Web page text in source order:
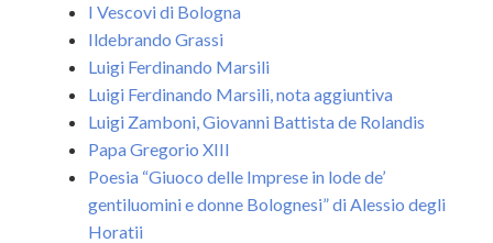
I Vescovi di Bologna
Ildebrando Grassi
Luigi Ferdinando Marsili
Luigi Ferdinando Marsili, nota aggiuntiva
Luigi Zamboni, Giovanni Battista de Rolandis
Papa Gregorio XIII
Poesia “Giuoco delle Imprese in lode de’
gentiluomini e donne Bolognesi” di Alessio degli
Horatii